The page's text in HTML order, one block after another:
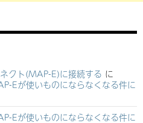
クト(MAP-E)に接続する に
Eが使いものにならなくなる件に
Eが使いものにならなくなる件に